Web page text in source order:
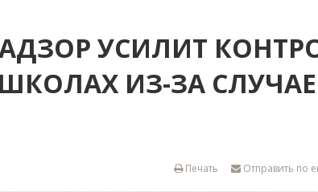
УСИЛИТ
ИЗ-ЗА
Отправить по
Печать